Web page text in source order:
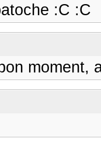
:C :C
moment,